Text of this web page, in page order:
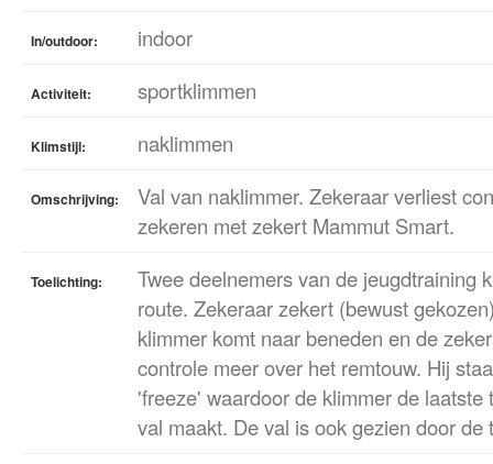
In/outdoor: indoor
Activiteit: sportklimmen
Klimstijl: naklimmen
Omschrijving:
Val van naklimmer. Zekeraar verliest
zekeren met zekert Mammut Smart.
Toelichting:
Twee deelnemers van de jeugdtraining
route. Zekeraar zekert (bewust
klimmer komt naar beneden en de
controle meer over het remtouw. Hij
'freeze' waardoor de klimmer de laatste
val maakt. De val is ook gezien door de